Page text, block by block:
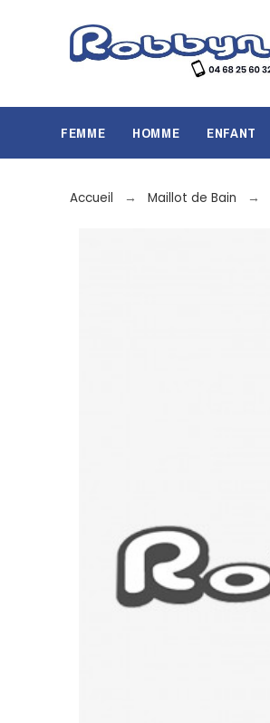
FEMME HOMME ENFANT
Accueil Maillot de Bain